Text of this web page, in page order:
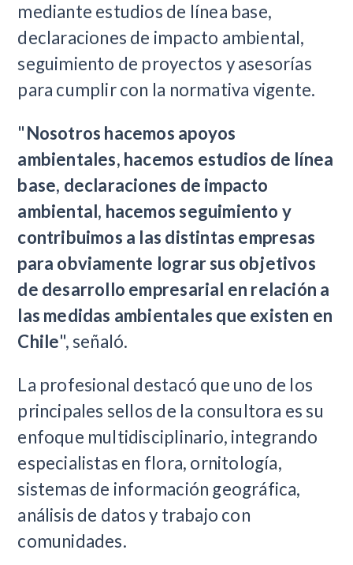
mediante estudios de línea base,
declaraciones de impacto ambiental,
seguimiento de proyectos y asesorías
para cumplir con la normativa vigente.
"Nosotros hacemos apoyos
ambientales, hacemos estudios de línea
base, declaraciones de impacto
ambiental, hacemos seguimiento y
contribuimos a las distintas empresas
para obviamente lograr sus objetivos
de desarrollo empresarial en relación a
las medidas ambientales que existen en
Chile", señaló.
La profesional destacó que uno de los
principales sellos de la consultora es su
enfoque multidisciplinario, integrando
especialistas en flora, ornitología,
sistemas de información geográfica,
análisis de datos y trabajo con
comunidades.